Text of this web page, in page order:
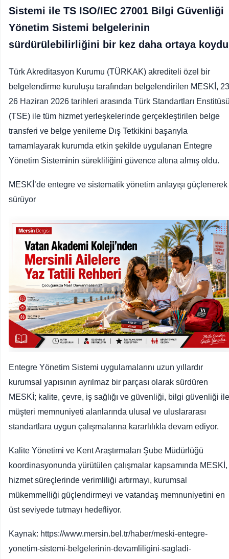
Sistemi ile TS ISO/IEC 27001 Bilgi Güvenliği
Yönetim Sistemi belgelerinin
sürdürülebilirliğini bir kez daha ortaya
Türk Akreditasyon Kurumu (TÜRKAK) akrediteli özel bir
belgelendirme kuruluşu tarafından belgelendirilen MESKİ,
26 Haziran 2026 tarihleri arasında Türk Standartları
(TSE) ile tüm hizmet yerleşkelerinde gerçekleştirilen belge
transferi ve belge yenileme Dış Tetkikini başarıyla
tamamlayarak kurumda etkin şekilde uygulanan Entegre
Yönetim Sisteminin sürekliliğini güvence altına almış oldu.
MESKİ’de entegre ve sistematik yönetim anlayışı güçlenerek
sürüyor
Entegre Yönetim Sistemi uygulamalarını uzun yıllardır
kurumsal yapısının ayrılmaz bir parçası olarak sürdüren
MESKİ; kalite, çevre, iş sağlığı ve güvenliği, bilgi güvenliği ile
müşteri memnuniyeti alanlarında ulusal ve uluslararası
standartlara uygun çalışmalarına kararlılıkla devam ediyor.
Kalite Yönetimi ve Kent Araştırmaları Şube Müdürlüğü
koordinasyonunda yürütülen çalışmalar kapsamında MESKİ,
hizmet süreçlerinde verimliliği artırmayı, kurumsal
mükemmelliği güçlendirmeyi ve vatandaş memnuniyetini en
üst seviyede tutmayı hedefliyor.
Kaynak: https://www.mersin.bel.tr/haber/meski-entegre-
yonetim-sistemi-belgelerinin-devamliligini-sagladi-